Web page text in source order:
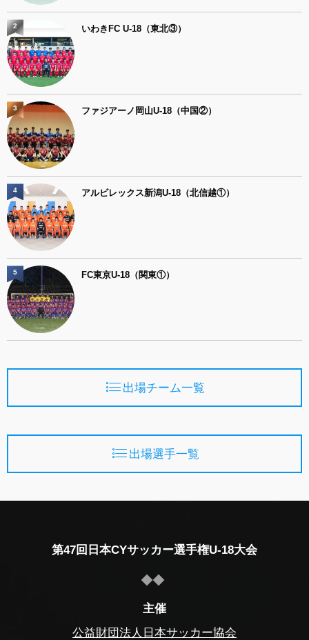
いわきFC U-18（東北③）
2
ファジアーノ岡山U-18（中国②）
3
アルビレックス新潟U-18（北信越①）
4
FC東京U-18（関東①）
5
出場チーム一覧
出場選手一覧
第47回日本CYサッカー選手権U-18大会
主催
公益財団法人日本サッカー協会